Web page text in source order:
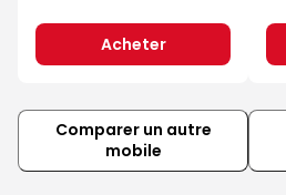
Acheter
Comparer un autre
mobile